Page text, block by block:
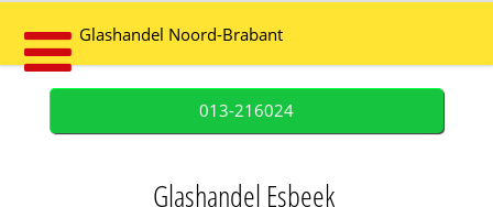
Glashandel Noord-Brabant
013-216024
Glashandel Esbeek